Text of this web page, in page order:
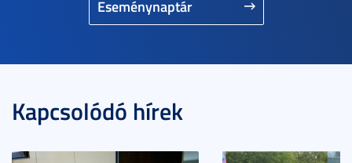
Eseménynaptár
Kapcsolódó hírek